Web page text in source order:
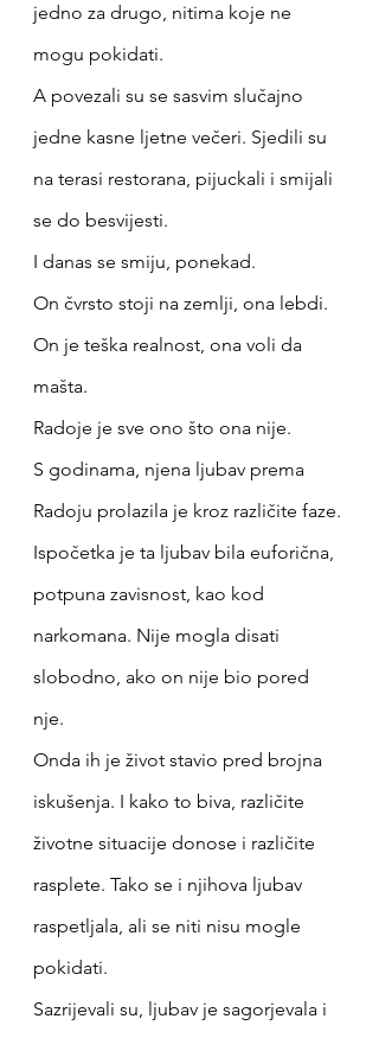
jedno za drugo, nitima koje ne
mogu pokidati.
A povezali su se sasvim slučajno
jedne kasne ljetne večeri. Sjedili su
na terasi restorana, pijuckali i smijali
se do besvijesti.
I danas se smiju, ponekad.
On čvrsto stoji na zemlji, ona lebdi.
On je teška realnost, ona voli da
mašta.
Radoje je sve ono što ona nije.
S godinama, njena ljubav prema
Radoju prolazila je kroz različite faze.
Ispočetka je ta ljubav bila euforična,
potpuna zavisnost, kao kod
narkomana. Nije mogla disati
slobodno, ako on nije bio pored
nje.
Onda ih je život stavio pred brojna
iskušenja. I kako to biva, različite
životne situacije donose i različite
rasplete. Tako se i njihova ljubav
raspetljala, ali se niti nisu mogle
pokidati.
Sazrijevali su, ljubav je sagorjevala i